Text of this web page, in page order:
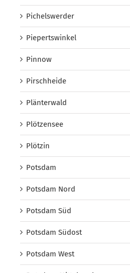
Pichelswerder
Piepertswinkel
Pinnow
Pirschheide
Plänterwald
Plötzensee
Plötzin
Potsdam
Potsdam Nord
Potsdam Süd
Potsdam Südost
Potsdam West